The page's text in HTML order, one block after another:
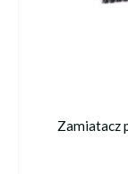
Zamiatacz